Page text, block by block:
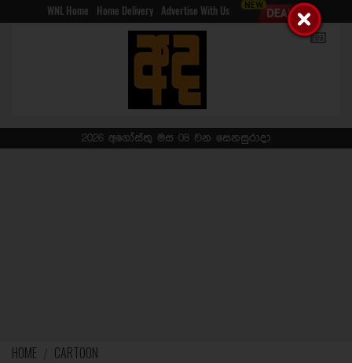
WNL Home Home Delivery Advertise With Us
2026 අගෝස්තු මස 08 වන සෙනසුරාදා
HOME CARTOON